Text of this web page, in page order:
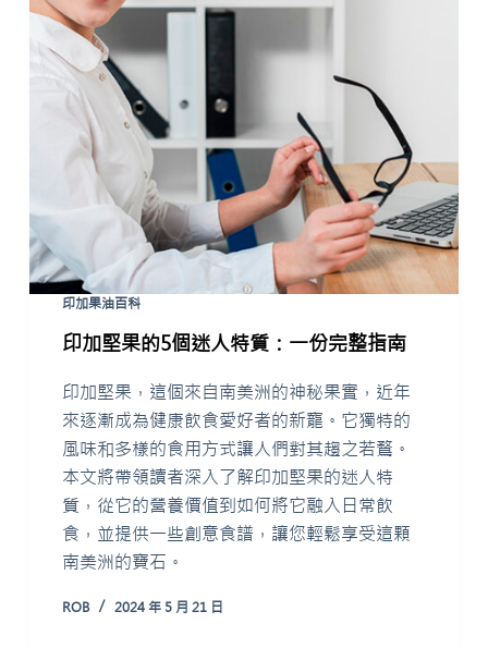
印加果油百科
印加堅果的5個迷人特質：一份完整指南
印加堅果，這個來自南美洲的神秘果實，近年
來逐漸成為健康飲食愛好者的新寵。它獨特的
風味和多樣的食用方式讓人們對其趨之若鶩。
本文將帶領讀者深入了解印加堅果的迷人特
質，從它的營養價值到如何將它融入日常飲
食，並提供一些創意食譜，讓您輕鬆享受這顆
南美洲的寶石。
ROB 2024 年 5 月 21 日